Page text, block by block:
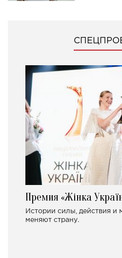
Премия «Жінка
Истории силы, действия и
меняют страну.